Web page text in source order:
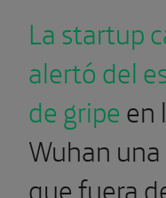
La startup
alertó del
de gripeen
Wuhan
que fuera